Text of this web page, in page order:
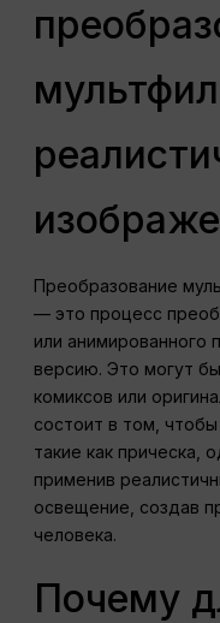
Преобразование
— это процесс
или анимированного
версию. Это могут
комиксов или
состоит в том,
такие как прическа,
применив
освещение, создав
человека.
Почему